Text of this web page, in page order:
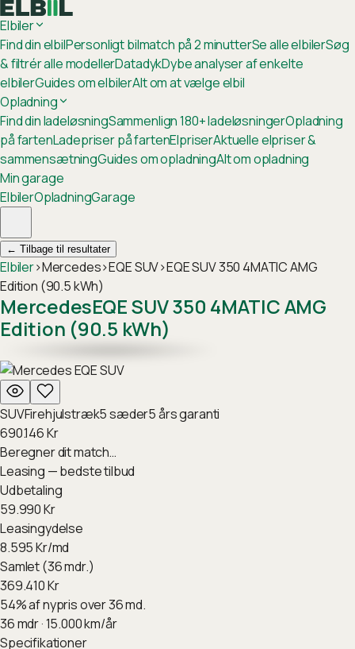
Elbiler
Find din elbilPersonligt bilmatch på 2 minutterSe alle elbilerSøg
& filtrér alle modellerDatadykDybe analyser af enkelte
elbilerGuides om elbilerAlt om at vælge elbil
Opladning
Find din ladeløsningSammenlign 180+ ladeløsningerOpladning
på fartenLadepriser på fartenElpriserAktuelle elpriser &
sammensætningGuides om opladningAlt om opladning
Min garage
ElbilerOpladningGarage
← Tilbage til resultater
Elbiler›Mercedes›EQE SUV›EQE SUV 350 4MATIC AMG
Edition (90.5 kWh)
MercedesEQE SUV 350 4MATIC AMG
Edition (90.5 kWh)
SUVFirehjulstræk5sæder5års garanti
690.146Kr
Beregner dit match…
Leasing — bedste tilbud
Udbetaling
59.990Kr
Leasingydelse
8.595Kr/md
Samlet (36 mdr.)
369.410Kr
54%af nypris over 36 md.
36mdr ·15.000km/år
Specifikationer